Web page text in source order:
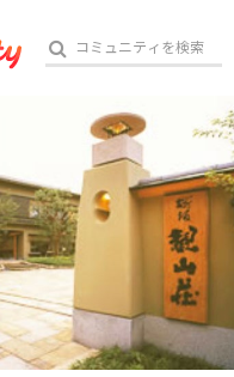
アート・写真
テクノロジー・ガジェット